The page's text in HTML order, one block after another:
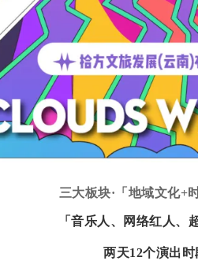
三大板块·「地域文化+
「音乐人、网络红人、
两天12个演出时